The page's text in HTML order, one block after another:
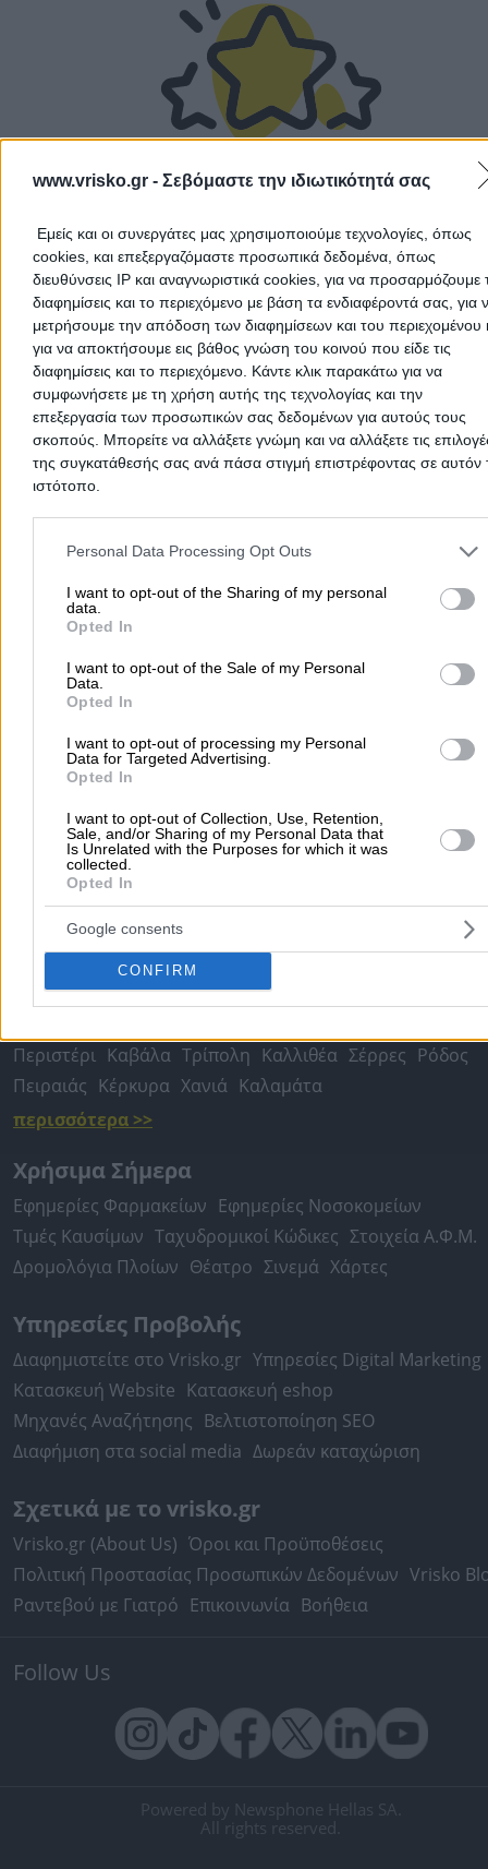
www.vrisko.gr - Σεβόμαστε την ιδιωτικότητά σας
Εμείς και οι συνεργάτες μας χρησιμοποιούμε τεχνολογίες, όπως
cookies, και επεξεργαζόμαστε προσωπικά δεδομένα, όπως
διευθύνσεις IP και αναγνωριστικά cookies, για να προσαρμόζουμε
διαφημίσεις και το περιεχόμενο με βάση τα ενδιαφέροντά σας, για
μετρήσουμε την απόδοση των διαφημίσεων και του περιεχομένου
για να αποκτήσουμε εις βάθος γνώση του κοινού που είδε τις
διαφημίσεις και το περιεχόμενο. Κάντε κλικ παρακάτω για να
συμφωνήσετε με τη χρήση αυτής της τεχνολογίας και την
επεξεργασία των προσωπικών σας δεδομένων για αυτούς τους
σκοπούς. Μπορείτε να αλλάξετε γνώμη και να αλλάξετε τις
της συγκατάθεσής σας ανά πάσα στιγμή επιστρέφοντας σε αυτόν
ιστότοπο.
Please note that this website/app uses one or more Google
and may gather and store information including but not limited to
to Google and its third-party tags to use your data for below
purposes in below Google consent section.
Personal Data Processing Opt Outs
I want to opt-out of the Sharing of my personal
data.
Opted In
I want to opt-out of the Sale of my Personal
Data.
Opted In
I want to opt-out of processing my Personal
Data for Targeted Advertising.
Opted In
I want to opt-out of Collection, Use, Retention,
Sale, and/or Sharing of my Personal Data that
Is Unrelated with the Purposes for which it was
collected.
Opted In
Google consents
CONFIRM
Αποδέχομαι τουςΌρους Χρήσης και την Πολιτική Προστασίας
Προσωπικών Δεδομένων
Ακύρωση
Δεν υπάρχουν ακόμα αξιολογήσεις
αξιολόγηση. Γίνετε ο πρώτος που θα μοιραστεί την
του και βοηθήστε άλλους χρήστες να κάνουν τη σωστή
επιλογή!
Προσθήκη αξιολόγησης
> Νομός ΑΤΤΙΚΗΣ > Λυκόβρυση > Άθληση Γυμναστήρια
YAVA FITNESS CENTER - FITNESS AND WELLNESS INNOVATION
ΜΟΝΟΠΡΟΣΩΠΗ IKE
Δημοφιλείς Αναζητήσεις
Μετακομίσεις & Μεταφορές Κλειδιά & Κλειδαριές
Ψυχολόγοι Παιδικοί Σταθμοί Οδοντίατροι
Συνεργεία Αυτοκινήτων
Υδραυλικοί - Υδραυλικές Εγκαταστάσεις
περισσότερα >>
Τοπική Αναζήτηση
Περιστέρι Καβάλα Τρίπολη Καλλιθέα Σέρρες Ρόδος
Πειραιάς Κέρκυρα Χανιά Καλαμάτα
περισσότερα >>
Χρήσιμα Σήμερα
Εφημερίες Φαρμακείων Εφημερίες Νοσοκομείων
Τιμές Καυσίμων Ταχυδρομικοί Κώδικες Στοιχεία Α.Φ.Μ.
Δρομολόγια Πλοίων Θέατρο Σινεμά Χάρτες
Υπηρεσίες Προβολής
Διαφημιστείτε στο Vrisko.gr Υπηρεσίες Digital Marketing
Κατασκευή Website Κατασκευή eshop
Μηχανές Αναζήτησης Βελτιστοποίηση SEO
Διαφήμιση στα social media Δωρεάν καταχώριση
Σχετικά με το vrisko.gr
Vrisko.gr (About Us) Όροι και Προϋποθέσεις
Πολιτική Προστασίας Προσωπικών Δεδομένων Vrisko
Ραντεβού με Γιατρό Επικοινωνία Βοήθεια
Follow Us
Powered by Newsphone Hellas SA.
All rights reserved.